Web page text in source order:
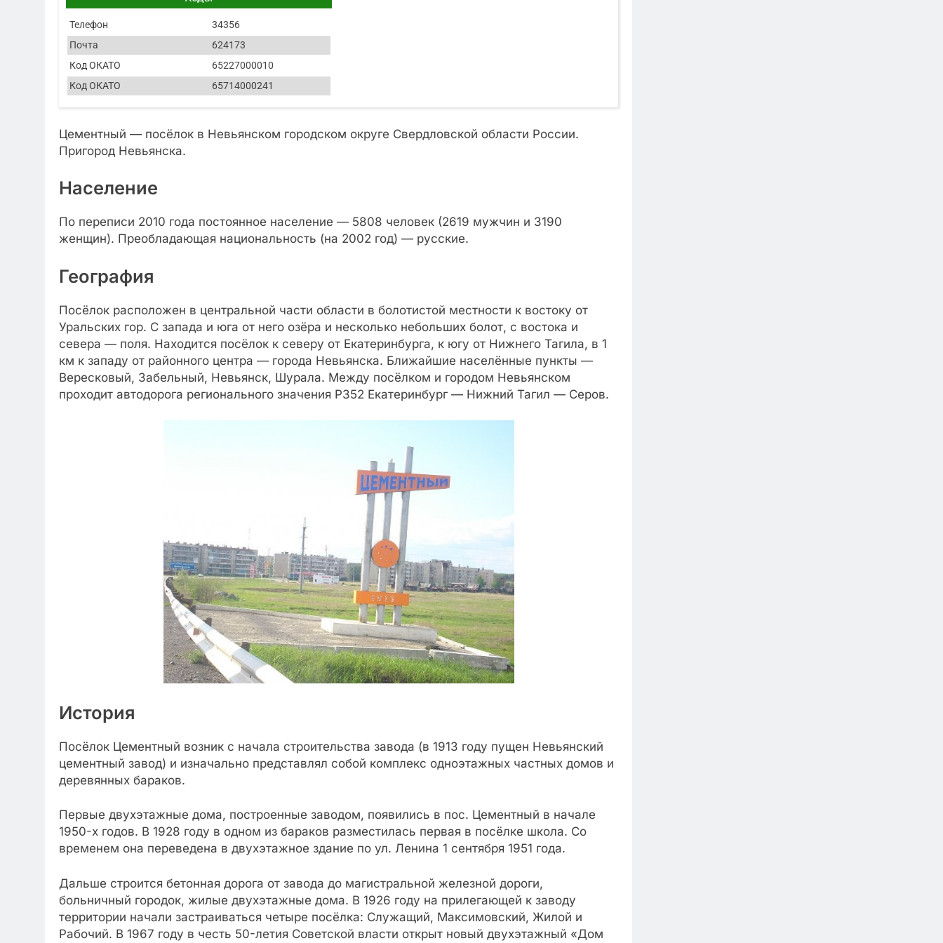
Телефон
34356
Почта
624173
Код ОКАТО
65227000010
Код ОКАТО
65714000241
Цементный — посёлок в Невьянском городском округе Свердловской области России.
Пригород Невьянска.
Население
По переписи 2010 года постоянное население — 5808 человек (2619 мужчин и 3190
женщин). Преобладающая национальность (на 2002 год) — русские.
География
Посёлок расположен в центральной части области в болотистой местности к востоку от
Уральских гор. С запада и юга от него озёра и несколько небольших болот, с востока и
севера — поля. Находится посёлок к северу от Екатеринбурга, к югу от Нижнего Тагила, в 1
км к западу от районного центра — города Невьянска. Ближайшие населённые пункты —
Вересковый, Забельный, Невьянск, Шурала. Между посёлком и городом Невьянском
проходит автодорога регионального значения Р352 Екатеринбург — Нижний Тагил — Серов.
История
Посёлок Цементный возник с начала строительства завода (в 1913 году пущен Невьянский
цементный завод) и изначально представлял собой комплекс одноэтажных частных домов и
деревянных бараков.
Первые двухэтажные дома, построенные заводом, появились в пос. Цементный в начале
1950-х годов. В 1928 году в одном из бараков разместилась первая в посёлке школа. Со
временем она переведена в двухэтажное здание по ул. Ленина 1 сентября 1951 года.
Дальше строится бетонная дорога от завода до магистральной железной дороги,
больничный городок, жилые двухэтажные дома. В 1926 году на прилегающей к заводу
территории начали застраиваться четыре посёлка: Служащий, Максимовский, Жилой и
Рабочий. В 1967 году в честь 50-летия Советской власти открыт новый двухэтажный «Дом